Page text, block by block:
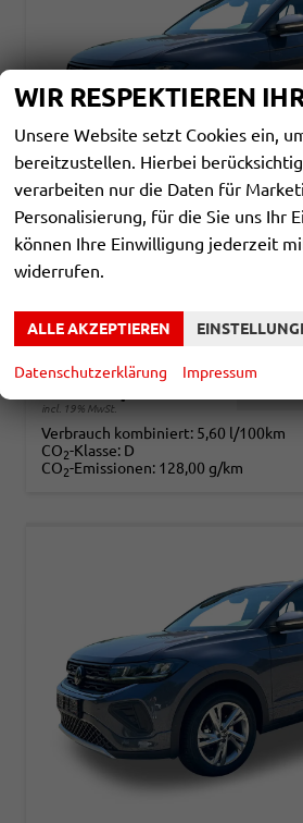
VOLKSWAGEN T-CROSS
Fahrzeugnr. 844232 Getriebe Schalt.
Kraftstoff Benzin
23.490,– €
incl. 19% MwSt.
Verbrauch kombiniert: 5,60 l/100km
CO2-Klasse: D
CO2-Emissionen: 128,00 g/km
WIR RESPEKTIEREN
Unsere Website setzt Cookies ein,
bereitzustellen. Hierbei
verarbeiten nur die Daten für
Personalisierung, für die Sie uns Ihr
können Ihre Einwilligung jederzeit
widerrufen.
ALLE AKZEPTIEREN
Datenschutzerklärung Impressum